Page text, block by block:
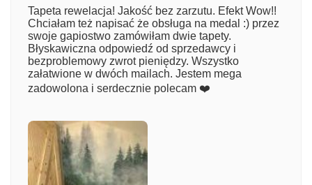
Numer zamówienia
Imię
Tapeta rewelacja! Jakość bez zarzutu. Efekt Wow!!
Chciałam też napisać że obsługa na medal :) przez
swoje gapiostwo zamówiłam dwie tapety.
Błyskawiczna odpowiedź od sprzedawcy i
bezproblemowy zwrot pieniędzy. Wszystko
załatwione w dwóch mailach. Jestem mega
zadowolona i serdecznie polecam ❤️